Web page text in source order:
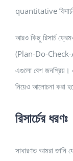
quantitative রিসার্চ
আরও কিছু রিসার্চ
(Plan-Do-Check-
এগুলো বেশ জনপ্রিয়।
নিয়েও আলোচনা করা
রিসার্চের ধরণঃ
সাধারণত আমরা জানি